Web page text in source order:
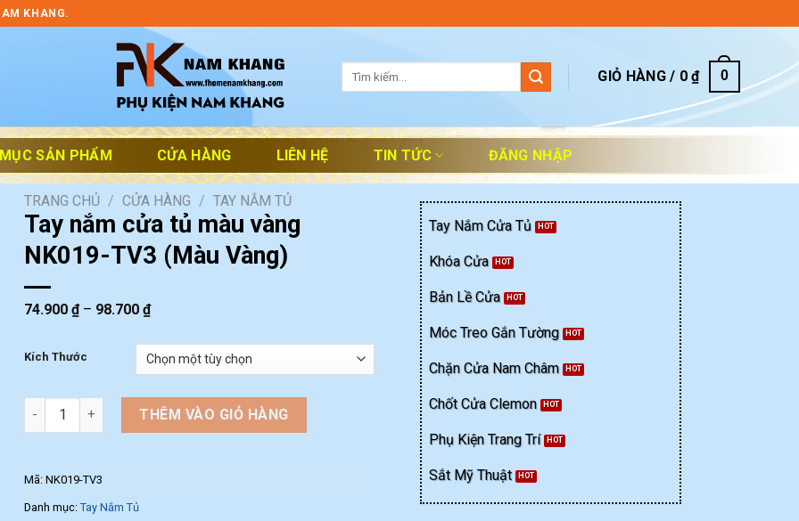
KHANG.
GIỎ HÀNG / 0₫ 0
SẢN PHẨM CỬA HÀNG LIÊN HỆ TIN TỨC ĐĂNG NHẬP
TRANG CHỦ / CỬA HÀNG / TAY NẮM TỦ
Tay nắm cửa tủ màu vàng
NK019-TV3 (Màu Vàng)
74.900₫– 98.700₫
Kích Thước
Tay nắm cửa tủ màu vàng NK019-TV3 (Màu Vàng) số lượng
THÊM VÀO GIỎ HÀNG
Mã:NK019-TV3
Danh mục:Tay Nắm Tủ
Tay Nắm Cửa Tủ
Khóa Cửa
Bản Lề Cửa
Móc Treo Gắn Tường
Chặn Cửa Nam Châm
Chốt Cửa Clemon
Phụ Kiện Trang Trí
Sắt Mỹ Thuật